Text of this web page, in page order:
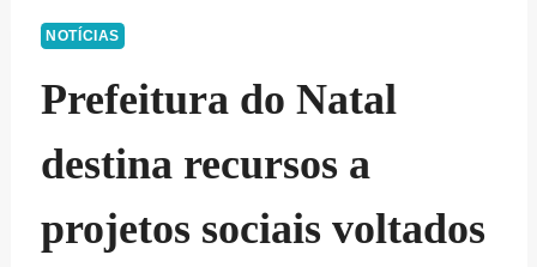
NOTÍCIAS
Prefeitura do Natal
destina recursos a
projetos sociais voltados